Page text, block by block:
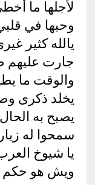
لأجلها ما
وحبها في
يالله كثير
جارت عليهم
والوقت ما
يخلد ذكرى
يصبح به
سمحوا له
يا شيوخ
ويش هو حكم